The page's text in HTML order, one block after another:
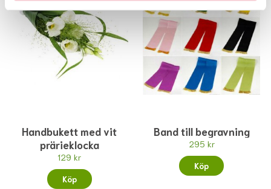
Handbukett med vit
prärieklocka
129 kr
Köp
Band till begravning
295 kr
Köp